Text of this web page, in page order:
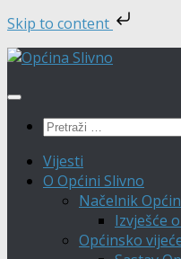
Skip to content
Skip
content
Pretraži:
Vijesti
O Općini Slivno
Načelnik
Izvješće
Općinsko